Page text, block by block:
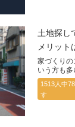
土地探し
メリット
家づくりの
いう方も
1513人中
す